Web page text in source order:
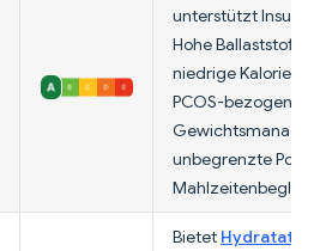
unterstützt
Hohe Ballaststoffe
niedrige Kalorien
PCOS-bezogenes
unbegrenzte
Bietet